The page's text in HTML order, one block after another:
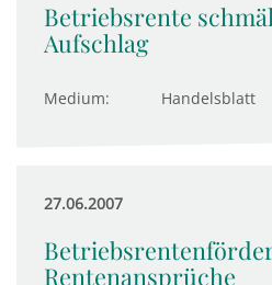
Betriebsrente
Aufschlag
Medium: Handelsblatt
27.06.2007
Rentenansprüche